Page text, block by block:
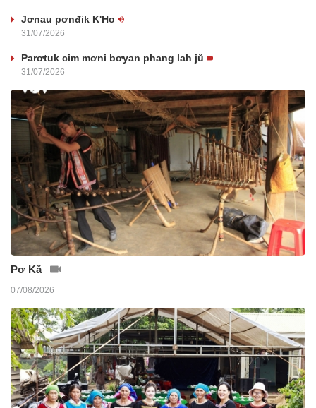
Jơnau pơnđik K'Ho
31/07/2026
Parơtuk cim mơni bơyan phang lah jŭ
31/07/2026
Pơ Kă
07/08/2026